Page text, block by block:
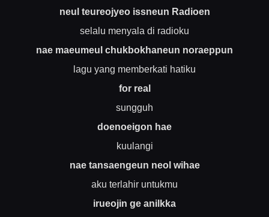
neul teureojyeo issneun Radioen
selalu menyala di radioku
nae maeumeul chukbokhaneun noraeppun
lagu yang memberkati hatiku
for real
sungguh
doenoeigon hae
kuulangi
nae tansaengeun neol wihae
aku terlahir untukmu
irueojin ge anilkka